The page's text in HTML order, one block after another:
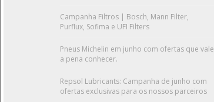
Campanha Filtros | Bosch, Mann Filter,
Purflux, Sofima e UFI Filters
Pneus Michelin em junho com ofertas que vale
a pena conhecer.
Repsol Lubricants: Campanha de junho com
ofertas exclusivas para os nossos parceiros